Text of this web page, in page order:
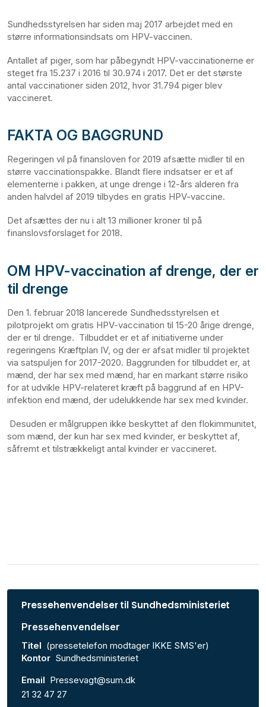
Sundhedsstyrelsen har siden maj 2017 arbejdet med en
større informationsindsats om HPV-vaccinen.
Antallet af piger, som har påbegyndt HPV-vaccinationerne er
steget fra 15.237 i 2016 til 30.974 i 2017. Det er det største
antal vaccinationer siden 2012, hvor 31.794 piger blev
vaccineret.
FAKTA OG BAGGRUND
Regeringen vil på finansloven for 2019 afsætte midler til en
større vaccinationspakke. Blandt flere indsatser er et af
elementerne i pakken, at unge drenge i 12-års alderen fra
anden halvdel af 2019 tilbydes en gratis HPV-vaccine.
Det afsættes der nu i alt 13 millioner kroner til på
finanslovsforslaget for 2018.
OM HPV-vaccination af drenge, der er
til drenge
Den 1. februar 2018 lancerede Sundhedsstyrelsen et
pilotprojekt om gratis HPV-vaccination til 15-20 årige drenge,
der er til drenge. Tilbuddet er et af initiativerne under
regeringens Kræftplan IV, og der er afsat midler til projektet
via satspuljen for 2017-2020. Baggrunden for tilbuddet er, at
mænd, der har sex med mænd, har en markant større risiko
for at udvikle HPV-relateret kræft på baggrund af en HPV-
infektion end mænd, der udelukkende har sex med kvinder.
Desuden er målgruppen ikke beskyttet af den flokimmunitet,
som mænd, der kun har sex med kvinder, er beskyttet af,
såfremt et tilstrækkeligt antal kvinder er vaccineret.
Pressehenvendelser til Sundhedsministeriet
Pressehenvendelser
Titel (pressetelefon modtager IKKE SMS'er)
Kontor Sundhedsministeriet
Email Pressevagt@sum.dk
21 32 47 27